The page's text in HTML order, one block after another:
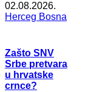
02.08.2026.
Herceg Bosna
Zašto SNV
Srbe pretvara
u hrvatske
crnce?